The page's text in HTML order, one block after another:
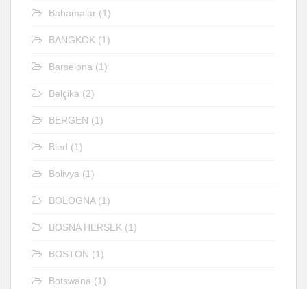
Bahamalar (1)
BANGKOK (1)
Barselona (1)
Belçika (2)
BERGEN (1)
Bled (1)
Bolivya (1)
BOLOGNA(1)
BOSNA HERSEK (1)
BOSTON (1)
Botswana (1)